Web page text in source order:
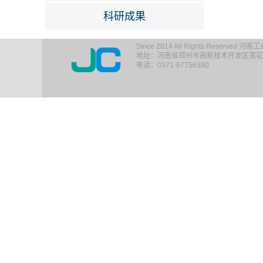
科研成果
Since 2014 All Rights Reserved 河南工
地址：河南省郑州市高新技术开发区莲
电话：0371-67756380